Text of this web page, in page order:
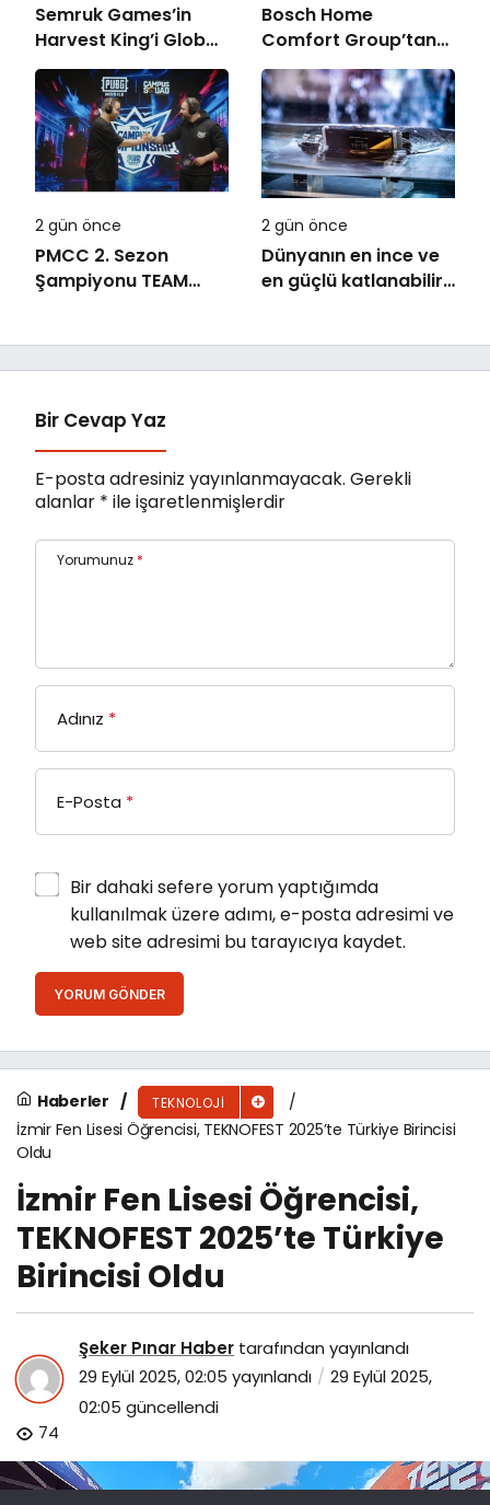
Semruk Games’in
Harvest King’i Global
Pazarda Oyuncularla
Buluştu!
Bosch Home
Comfort Group’tan
İleri Teknoloji Hava
Temizleme Cihazları
2 gün önce
PMCC 2. Sezon
Şampiyonu TEAM
2 gün önce
Dünyanın en ince ve
en güçlü katlanabilir
Bir Cevap Yaz
E-posta adresiniz yayınlanmayacak. Gerekli
alanlar * ile işaretlenmişlerdir
Yorumunuz *
Adınız *
E-Posta *
Bir dahaki sefere yorum yaptığımda
kullanılmak üzere adımı, e-posta adresimi ve
web site adresimi bu tarayıcıya kaydet.
YORUM GÖNDER
Haberler TEKNOLOJI
İzmir Fen Lisesi Öğrencisi, TEKNOFEST 2025’te Türkiye Birincisi
Oldu
İzmir Fen Lisesi Öğrencisi,
TEKNOFEST 2025’te Türkiye
Birincisi Oldu
Şeker Pınar Haber tarafından yayınlandı
29 Eylül 2025, 02:05 yayınlandı
29 Eylül 2025,
02:05 güncellendi
74